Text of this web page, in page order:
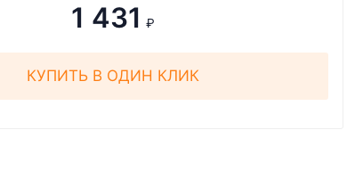
1 431 ₽
КУПИТЬ В ОДИН КЛИК